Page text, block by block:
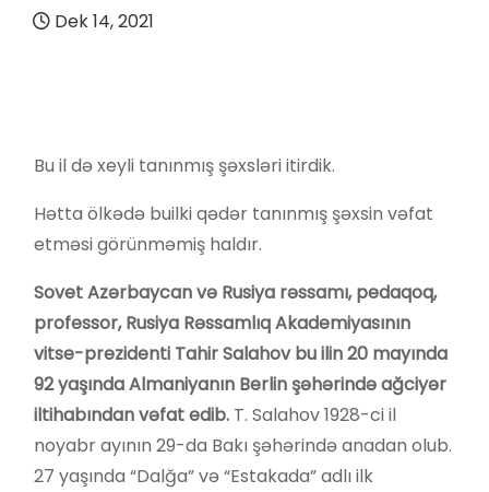
Dek 14, 2021
Bu il də xeyli tanınmış şəxsləri itirdik.
Hətta ölkədə builki qədər tanınmış şəxsin vəfat
etməsi görünməmiş haldır.
Sovet Azərbaycan və Rusiya rəssamı, pedaqoq,
professor, Rusiya Rəssamlıq Akademiyasının
vitse-prezidenti Tahir Salahov bu ilin 20 mayında
92 yaşında Almaniyanın Berlin şəhərində ağciyər
iltihabından vəfat edib. T. Salahov 1928-ci il
noyabr ayının 29-da Bakı şəhərində anadan olub.
27 yaşında “Dalğa” və “Estakada” adlı ilk